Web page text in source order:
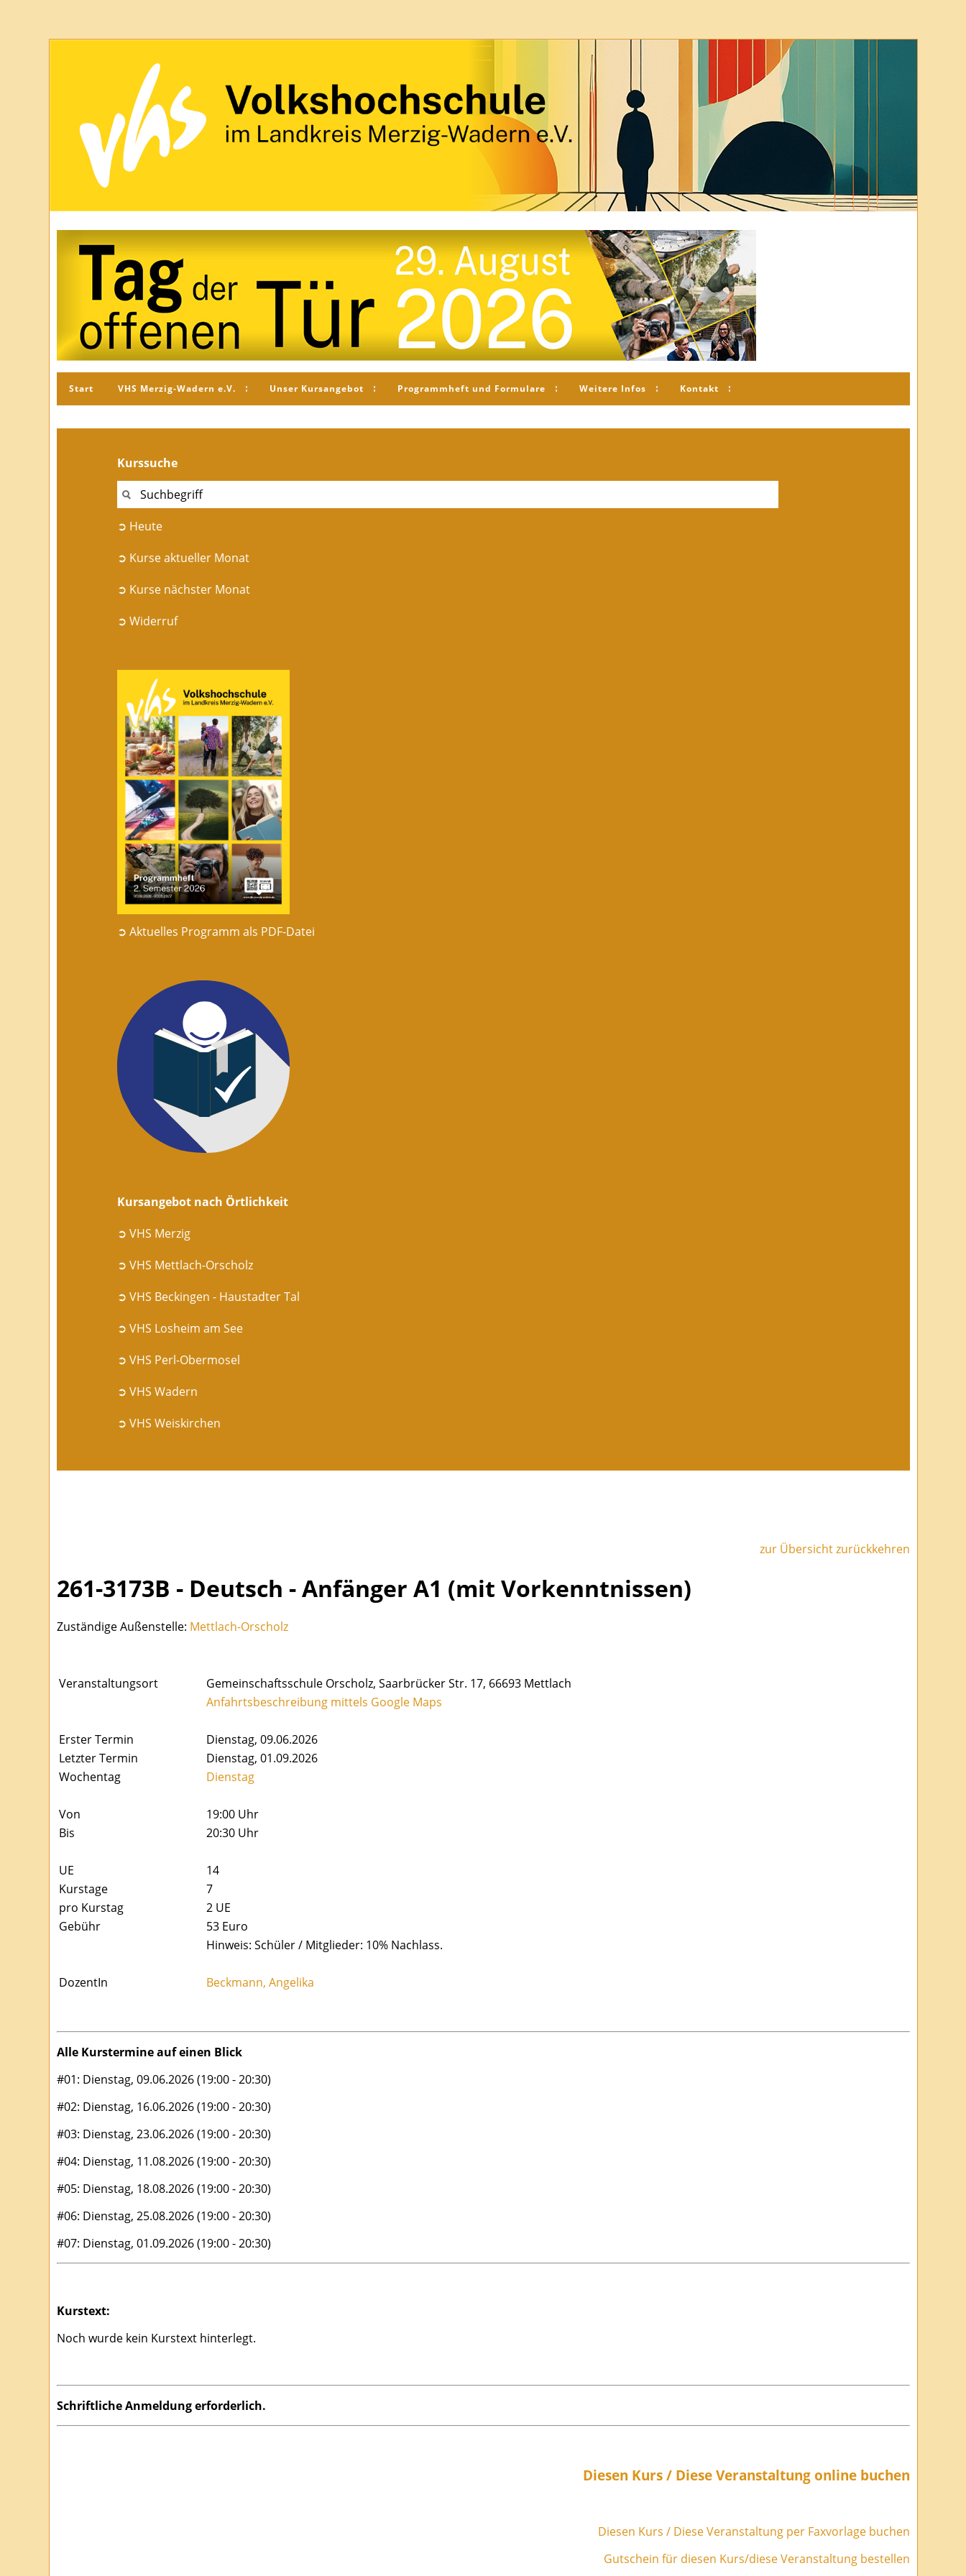
Start VHS Merzig-Wadern e.V. Unser Kursangebot Programmheft und Formulare Weitere Infos Kontakt
Kurssuche
➲ Heute
➲ Kurse aktueller Monat
➲ Kurse nächster Monat
➲ Widerruf
➲ Aktuelles Programm als PDF-Datei
Kursangebot nach Örtlichkeit
➲ VHS Merzig
➲ VHS Mettlach-Orscholz
➲ VHS Beckingen - Haustadter Tal
➲ VHS Losheim am See
➲ VHS Perl-Obermosel
➲ VHS Wadern
➲ VHS Weiskirchen
zur Übersicht zurückkehren
261-3173B - Deutsch - Anfänger A1 (mit Vorkenntnissen)
Zuständige Außenstelle: Mettlach-Orscholz
Veranstaltungsort
Gemeinschaftsschule Orscholz, Saarbrücker Str. 17, 66693 Mettlach
Anfahrtsbeschreibung mittels Google Maps
Erster Termin
Dienstag, 09.06.2026
Letzter Termin
Dienstag, 01.09.2026
Wochentag
Dienstag
Von
19:00 Uhr
Bis
20:30 Uhr
UE
14
Kurstage
7
pro Kurstag
2 UE
Gebühr
53 Euro
Hinweis: Schüler / Mitglieder: 10% Nachlass.
DozentIn Beckmann, Angelika
Alle Kurstermine auf einen Blick
#01: Dienstag, 09.06.2026 (19:00 - 20:30)
#02: Dienstag, 16.06.2026 (19:00 - 20:30)
#03: Dienstag, 23.06.2026 (19:00 - 20:30)
#04: Dienstag, 11.08.2026 (19:00 - 20:30)
#05: Dienstag, 18.08.2026 (19:00 - 20:30)
#06: Dienstag, 25.08.2026 (19:00 - 20:30)
#07: Dienstag, 01.09.2026 (19:00 - 20:30)
Kurstext:
Noch wurde kein Kurstext hinterlegt.
Schriftliche Anmeldung erforderlich.
Diesen Kurs / Diese Veranstaltung online buchen
Diesen Kurs / Diese Veranstaltung per Faxvorlage buchen
Gutschein für diesen Kurs/diese Veranstaltung bestellen